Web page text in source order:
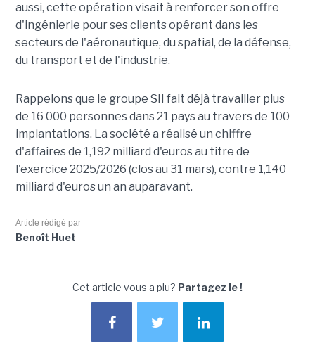
aussi, cette opération visait à renforcer son offre
d'ingénierie pour ses clients opérant dans les
secteurs de l'aéronautique, du spatial, de la défense,
du transport et de l'industrie.
Rappelons que le groupe SII fait déjà travailler plus
de 16 000 personnes dans 21 pays au travers de 100
implantations. La société a réalisé un chiffre
d'affaires de 1,192 milliard d'euros au titre de
l'exercice 2025/2026 (clos au 31 mars), contre 1,140
milliard d'euros un an auparavant.
Article rédigé par
Benoît Huet
Cet article vous a plu? Partagez le !